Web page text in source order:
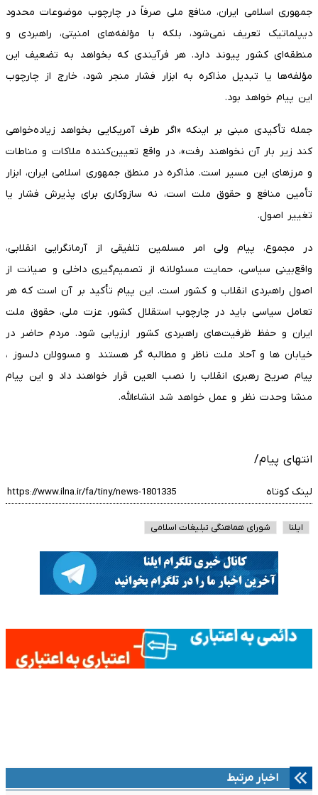
جمهوری اسلامی ایران، منافع ملی صرفاً در چارچوب موضوعات محدود
دیپلماتیک تعریف نمی‌شود، بلکه با مؤلفه‌های امنیتی، راهبردی و
منطقه‌ای کشور پیوند دارد. هر فرآیندی که بخواهد به تضعیف این
مؤلفه‌ها یا تبدیل مذاکره به ابزار فشار منجر شود، خارج از چارچوب
این پیام خواهد بود.
جمله تأکیدی مبنی بر اینکه «اگر طرف آمریکایی بخواهد زیاده‌خواهی
کند زیر بار آن نخواهند رفت»، در واقع تعیین‌کننده ملاکات و مناطات
و مرزهای این مسیر است. مذاکره در منطق جمهوری اسلامی ایران، ابزار
تأمین منافع و حقوق ملت است، نه سازوکاری برای پذیرش فشار یا
تغییر اصول.
در مجموع، پیام ولی امر مسلمین تلفیقی از آرمانگرایی انقلابی،
واقع‌بینی سیاسی، حمایت مسئولانه از تصمیم‌گیری داخلی و صیانت از
اصول راهبردی انقلاب و کشور است. این پیام تأکید بر آن است که هر
تعامل سیاسی باید در چارچوب استقلال کشور، عزت ملی، حقوق ملت
ایران و حفظ ظرفیت‌های راهبردی کشور ارزیابی شود. مردم حاضر در
خیابان ها و آحاد ملت ناظر و مطالبه گر هستند و مسوولان دلسوز ،
پیام صریح رهبری انقلاب را نصب العین قرار خواهند داد و این پیام
منشا وحدت نظر و عمل خواهد شد انشاءالله.
انتهای پیام/
لینک کوتاه
ایلنا شورای هماهنگی تبلیغات اسلامی
اخبار مرتبط